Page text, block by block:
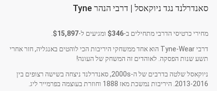
סאנדרלנד נגד ניוקאסל | דרבי הנהר Tyne
מחירי כרטיסי הדרבי מתחילים ב-$346 ומגיעים ל-$15,897
דרבי Tyne-Wear הוא אחד ממשחקי היריבות הכי לוהטים באנגליה, חזר אחרי
תשע שנות הפסקה. לאוהדים זה המשחק של העונה!
ניוקאסל שלטה בדרבים של ה-2000s, סאנדרלנד ניצחה בשישה רצופים בין
2013-2016. היריבות נמשכת מאז 1888 וחוזרת בעוצמה בפרמייר ליג.